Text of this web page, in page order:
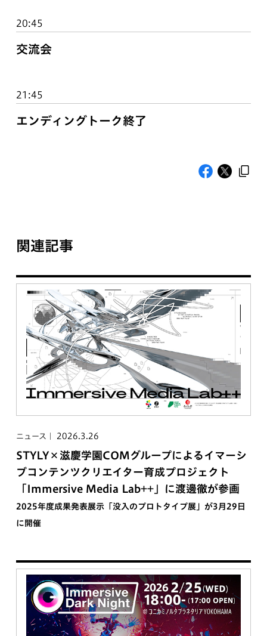
20:45
交流会
21:45
エンディングトーク終了
関連記事
ニュース 2026.3.26
STYLY×滋慶学園COMグループによるイマーシ
ブコンテンツクリエイター育成プロジェクト
「Immersive Media Lab++」に渡邊徹が参画
2025年度成果発表展示「没入のプロトタイプ展」が3月29日
に開催